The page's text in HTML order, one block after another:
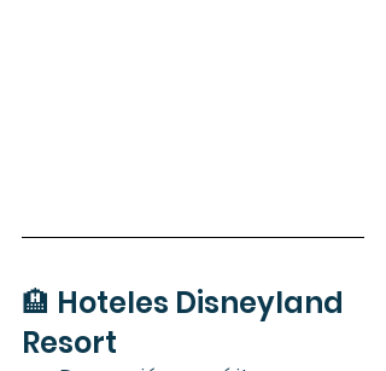
🏨 Hoteles Disneyland
Resort